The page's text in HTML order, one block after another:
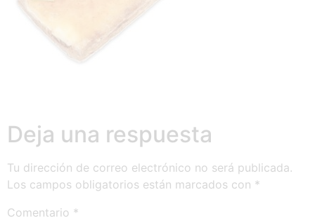
Deja una respuesta
Tu dirección de correo electrónico no será publicada.
Los campos obligatorios están marcados con *
Comentario *